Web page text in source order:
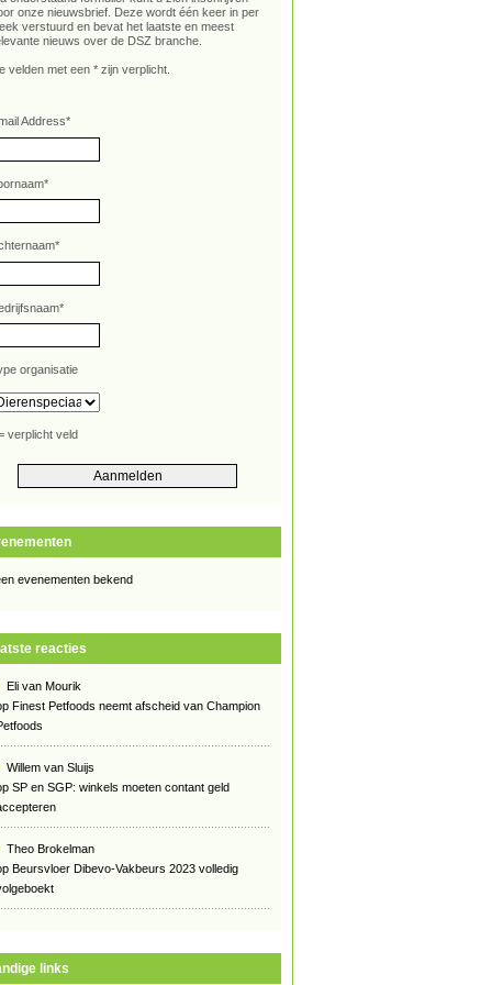
onze nieuwsbrief. Deze wordt één keer in per
verstuurd en bevat het laatste en meest
nieuws over de DSZ branche.
velden met een * zijn verplicht.
Address*
*
*
*
organisatie
verplicht veld
evenementen bekend
reacties
Eli van Mourik
Finest Petfoods neemt afscheid van Champion
Willem van Sluijs
SP en SGP: winkels moeten contant geld
Theo Brokelman
Beursvloer Dibevo-Vakbeurs 2023 volledig
links